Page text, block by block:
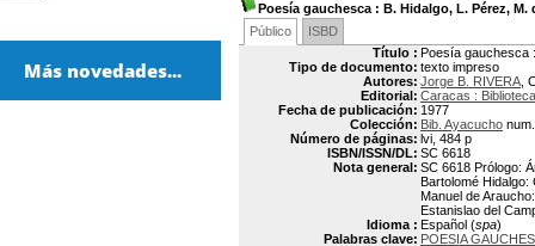
Poesía gauchesca : B. Hidalgo, L. Pérez,
Público
ISBD
Título : Poesía gauchesca
Tipo de documento: texto impreso
Autores: Jorge B. RIVERA ,
Editorial: Caracas :
Fecha de publicación: 1977
Colección: Bib. Ayacucho
Número de páginas: lvi, 484 p
ISBN/ISSN/DL: SC 6618
Nota general: SC 6618 Prólogo:
Bartolomé Hidalgo:
Manuel de
Estanislao del
Idioma : Español (spa)
Palabras clave: POESIA
Más novedades...